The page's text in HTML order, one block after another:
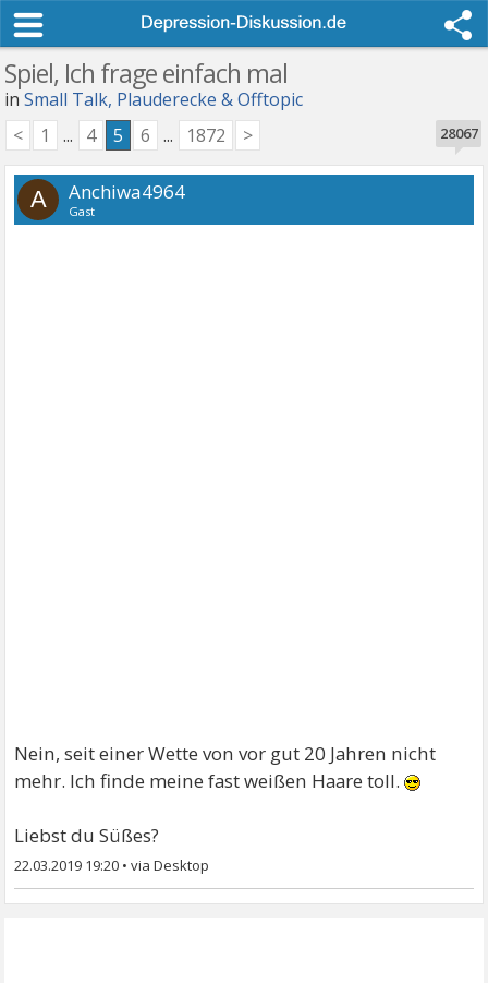
Spiel, Ich frage einfach mal
inSmall Talk, Plauderecke & Offtopic
28067
< 1 ... 4 5 6 ... 1872 >
A Anchiwa4964
Gast
Nein, seit einer Wette von vor gut 20 Jahren nicht
mehr. Ich finde meine fast weißen Haare toll.
Liebst du Süßes?
22.03.2019 19:20 •